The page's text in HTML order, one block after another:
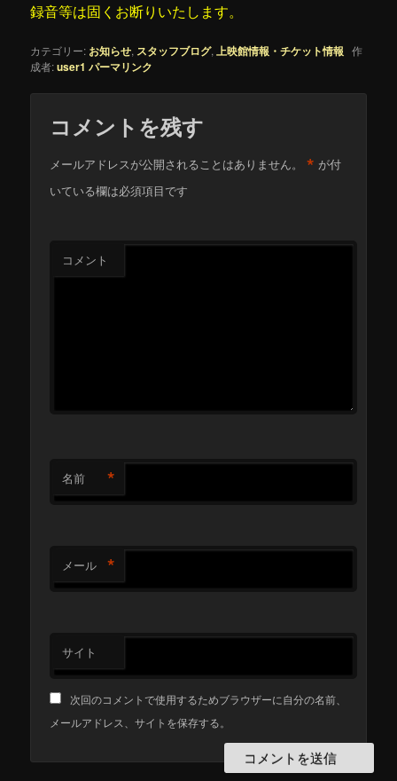
録音等は固くお断りいたします。
カテゴリー: お知らせ, スタッフブログ, 上映館情報・チケット情報 作
成者:user1 パーマリンク
コメントを残す
メールアドレスが公開されることはありません。 * が付
いている欄は必須項目です
コメント
名前 *
メール *
サイト
次回のコメントで使用するためブラウザーに自分の名前、
メールアドレス、サイトを保存する。